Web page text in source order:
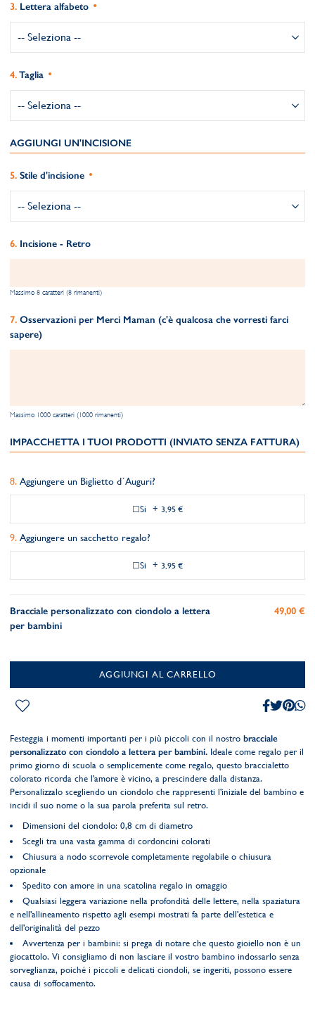
Lettera alfabeto
Taglia
AGGIUNGI UN'INCISIONE
Stile d'incisione
Incisione - Retro
Massimo 8 caratteri (8 rimanenti)
Osservazioni per Merci Maman (c'è qualcosa che vorresti farci
sapere)
Massimo 1000 caratteri (1000 rimanenti)
IMPACCHETTA I TUOI PRODOTTI (INVIATO SENZA FATTURA)
Aggiungere un Biglietto d´Auguri?
Si + 3,95 €
Aggiungere un sacchetto regalo?
Si + 3,95 €
Bracciale personalizzato con ciondolo a lettera
per bambini
49,00 €
AGGIUNGI AL CARRELLO
Festeggia i momenti importanti per i più piccoli con il nostro bracciale
personalizzato con ciondolo a lettera per bambini. Ideale come regalo per il
primo giorno di scuola o semplicemente come regalo, questo braccialetto
colorato ricorda che l'amore è vicino, a prescindere dalla distanza.
Personalizzalo scegliendo un ciondolo che rappresenti l'iniziale del bambino e
incidi il suo nome o la sua parola preferita sul retro.
Dimensioni del ciondolo: 0,8 cm di diametro
Scegli tra una vasta gamma di cordoncini colorati
Chiusura a nodo scorrevole completamente regolabile o chiusura
opzionale
Spedito con amore in una scatolina regalo in omaggio
Qualsiasi leggera variazione nella profondità delle lettere, nella spaziatura
e nell'allineamento rispetto agli esempi mostrati fa parte dell'estetica e
dell'originalità del pezzo
Avvertenza per i bambini: si prega di notare che questo gioiello non è un
giocattolo. Vi consigliamo di non lasciare il vostro bambino indossarlo senza
sorveglianza, poiché i piccoli e delicati ciondoli, se ingeriti, possono essere
causa di soffocamento.